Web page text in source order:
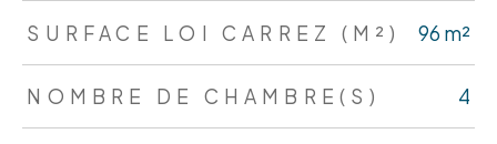
SURFACE LOI CARREZ (M²) 96 m²
NOMBRE DE CHAMBRE(S) 4